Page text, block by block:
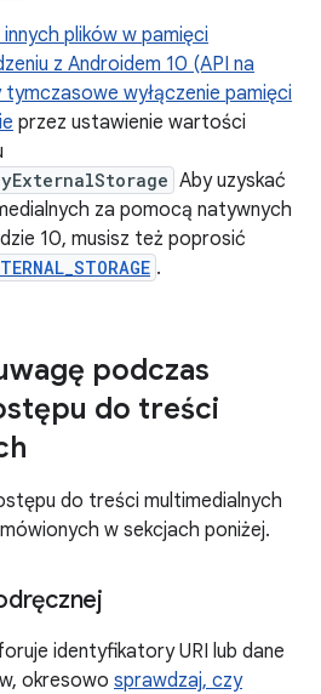
plików w pamięci
z Androidem 10 (API na
tymczasowe wyłączenie pamięci
przez ustawienie wartości
Aby uzyskać
za pomocą natywnych
10, musisz też poprosić
.
podczas
do treści
do treści multimedialnych
w sekcjach poniżej.
identyfikatory URI lub dane
okresowo sprawdzaj, czy